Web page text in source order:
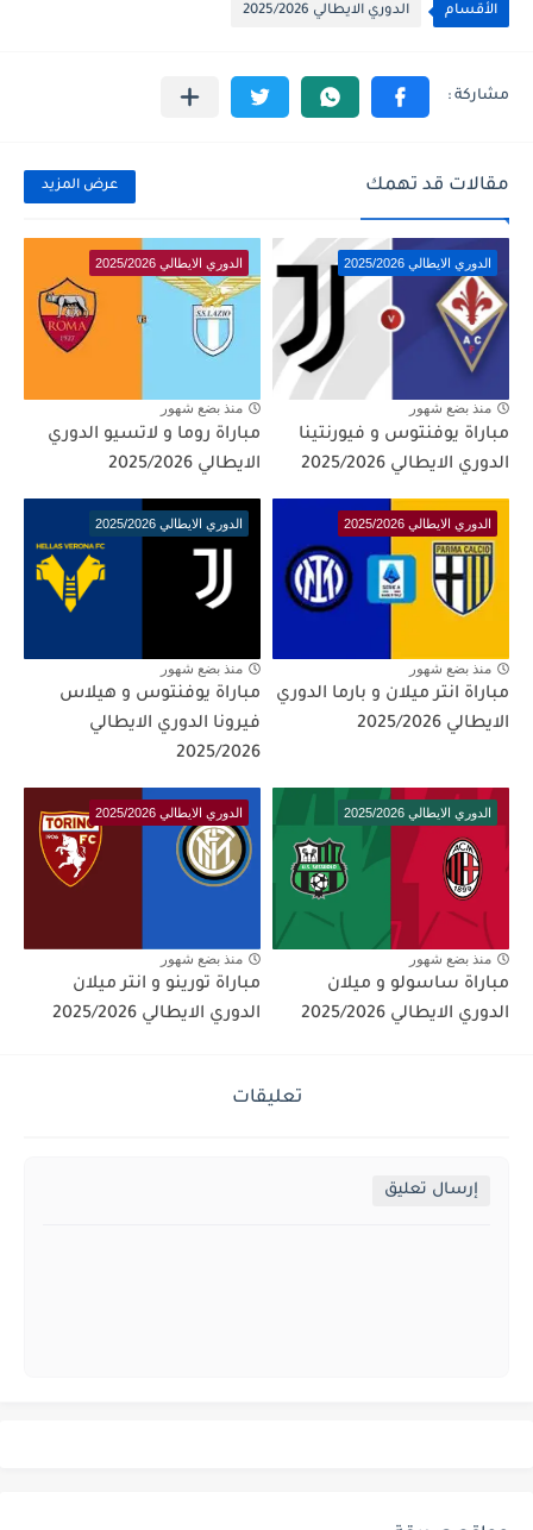
الأقسام الدوري الايطالي 2025/2026
مقالات قد تهمك عرض المزيد
الدوري الايطالي 2025/2026
منذ بضع شهور
مباراة يوفنتوس و فيورنتينا
الدوري الايطالي 2025/2026
الدوري الايطالي 2025/2026
منذ بضع شهور
مباراة روما و لاتسيو الدوري
الايطالي 2025/2026
الدوري الايطالي 2025/2026
منذ بضع شهور
مباراة انتر ميلان و بارما الدوري
الايطالي 2025/2026
الدوري الايطالي 2025/2026
منذ بضع شهور
مباراة يوفنتوس و هيلاس
فيرونا الدوري الايطالي
2025/2026
الدوري الايطالي 2025/2026
منذ بضع شهور
مباراة ساسولو و ميلان
الدوري الايطالي 2025/2026
الدوري الايطالي 2025/2026
منذ بضع شهور
مباراة تورينو و انتر ميلان
الدوري الايطالي 2025/2026
تعليقات
إرسال تعليق